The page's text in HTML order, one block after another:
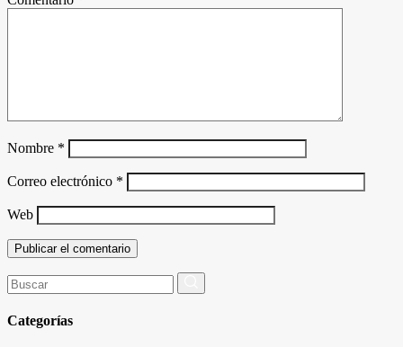
Nombre *
Correo electrónico *
Web
Buscar
por:
Categorías